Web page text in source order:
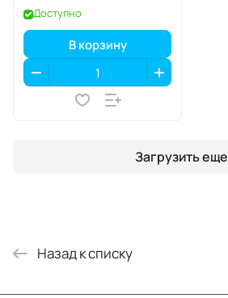
Доступно
В корзину
Загрузить еще
Назад к списку